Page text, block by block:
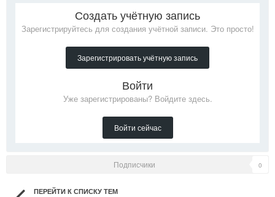
Создать учётную запись
Зарегистрируйтесь для создания учётной записи. Это просто!
Зарегистрировать учётную запись
Войти
Уже зарегистрированы? Войдите здесь.
Войти сейчас
Подписчики 0
ПЕРЕЙТИ К СПИСКУ ТЕМ